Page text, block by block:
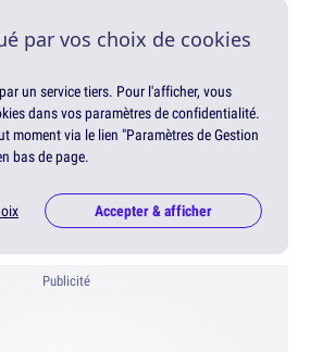
par vos choix de cookies
un service tiers. Pour l'afficher, vous
dans vos paramètres de confidentialité.
moment via le lien "Paramètres de Gestion
bas de page.
Accepter & afficher
Publicité